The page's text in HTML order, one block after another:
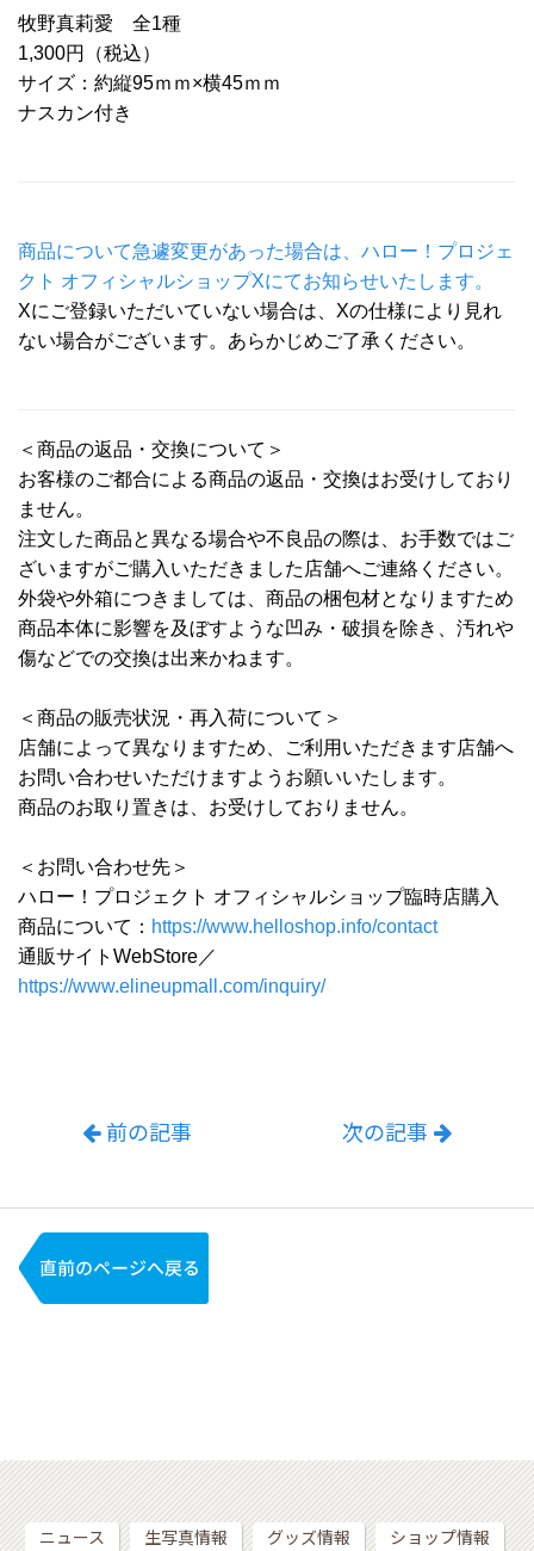
牧野真莉愛 全1種
1,300円（税込）
サイズ：約縦95ｍｍ×横45ｍｍ
ナスカン付き
商品について急遽変更があった場合は、ハロー！プロジェ
クト オフィシャルショップXにてお知らせいたします。
Xにご登録いただいていない場合は、Xの仕様により見れ
ない場合がございます。あらかじめご了承ください。
＜商品の返品・交換について＞
お客様のご都合による商品の返品・交換はお受けしており
ません。
注文した商品と異なる場合や不良品の際は、お手数ではご
ざいますがご購入いただきました店舗へご連絡ください。
外袋や外箱につきましては、商品の梱包材となりますため
商品本体に影響を及ぼすような凹み・破損を除き、汚れや
傷などでの交換は出来かねます。
＜商品の販売状況・再入荷について＞
店舗によって異なりますため、ご利用いただきます店舗へ
お問い合わせいただけますようお願いいたします。
商品のお取り置きは、お受けしておりません。
＜お問い合わせ先＞
ハロー！プロジェクト オフィシャルショップ臨時店購入
商品について： https://www.helloshop.info/contact
通販サイトWebStore／
https://www.elineupmall.com/inquiry/
前の記事 次の記事
ニュース 生写真情報 グッズ情報 ショップ情報